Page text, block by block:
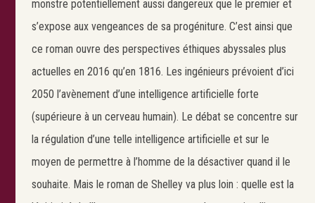
monstre potentiellement aussi dangereux que le premier et
s’expose aux vengeances de sa progéniture. C’est ainsi que
ce roman ouvre des perspectives éthiques abyssales plus
actuelles en 2016 qu’en 1816. Les ingénieurs prévoient d’ici
2050 l’avènement d’une intelligence artificielle forte
(supérieure à un cerveau humain). Le débat se concentre sur
la régulation d’une telle intelligence artificielle et sur le
moyen de permettre à l’homme de la désactiver quand il le
souhaite. Mais le roman de Shelley va plus loin : quelle est la